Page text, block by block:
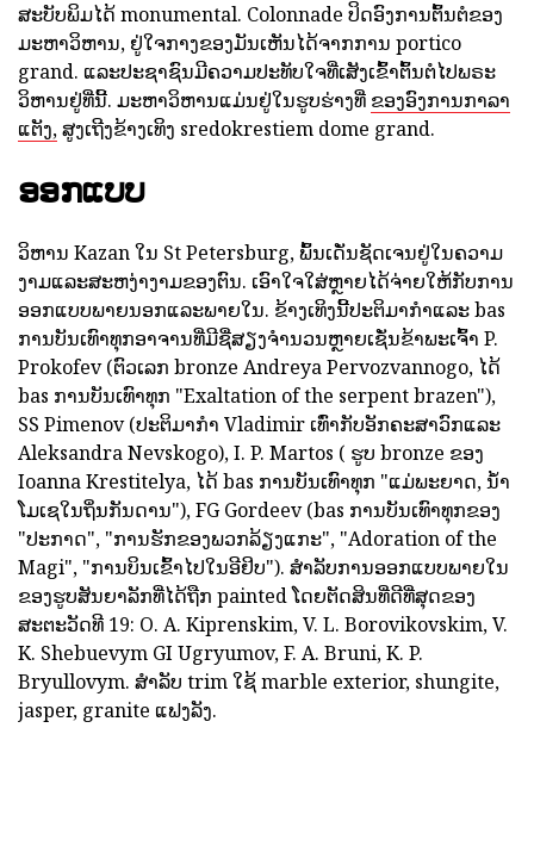
ສະບັບພິມໄດ້ monumental. Colonnade ປິດອົງການຕົ້ນຕໍຂອງ
ມະຫາວິຫານ, ຢູ່ໃຈກາງຂອງມັນເຫັນໄດ້ຈາກການ portico
grand. ແລະປະຊາຊົນມີຄວາມປະທັບໃຈທີ່ເສັງເຂົ້າຕົ້ນຕໍໄປພຣະ
ວິຫານຢູ່ທີ່ນີ້. ມະຫາວິຫານແມ່ນຢູ່ໃນຮູບຮ່າງທີ່ ຂອງອົງການກາລາ
ແຕັງ,ສູງເຖີງຂ້າງເທິງ sredokrestiem dome grand.
ອອກແບບ
ວິຫານ Kazan ໃນ St Petersburg, ພົ້ນເດັ່ນຊັດເຈນຢູ່ໃນຄວາມ
ງາມແລະສະຫງ່າງາມຂອງຕົນ. ເອົາໃຈໃສ່ຫຼາຍໄດ້ຈ່າຍໃຫ້ກັບການ
ອອກແບບພາຍນອກແລະພາຍໃນ. ຂ້າງເທິງນີ້ປະຕິມາກໍາແລະ bas
ການບັນເທົາທຸກອາຈານທີ່ມີຊື່ສຽງຈໍານວນຫຼາຍເຊັ່ນຂ້າພະເຈົ້າ P.
Prokofev (ຕົວເລກ bronze Andreya Pervozvannogo, ໄດ້
bas ການບັນເທົາທຸກ "Exaltation of the serpent brazen"),
SS Pimenov (ປະຕິມາກໍາ Vladimir ເທົ່າກັບອັກຄະສາວົກແລະ
Aleksandra Nevskogo), I. P. Martos ( ຮູບ bronze ຂອງ
Ioanna Krestitelya, ໄດ້ bas ການບັນເທົາທຸກ "ແມ່ພະຍາດ, ນ້ໍາ
ໂມເຊໃນຖິ່ນກັນດານ"), FG Gordeev (bas ການບັນເທົາທຸກຂອງ
"ປະກາດ", "ການຮັກຂອງພວກລ້ຽງແກະ", "Adoration of the
Magi", "ການບິນເຂົ້າໄປໃນອີຢິບ"). ສໍາລັບການອອກແບບພາຍໃນ
ຂອງຮູບສັນຍາລັກທີ່ໄດ້ຖືກ painted ໂດຍຕັດສິນທີ່ດີທີ່ສຸດຂອງ
ສະຕະວັດທີ 19: O. A. Kiprenskim, V. L. Borovikovskim, V.
K. Shebuevym GI Ugryumov, F. A. Bruni, K. P.
Bryullovym. ສໍາລັບ trim ໃຊ້ marble exterior, shungite,
jasper, granite ແຟງລັງ.